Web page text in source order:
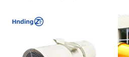
преимущества,
применение и